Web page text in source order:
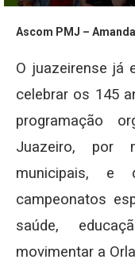
Ascom PMJ –
O juazeirense já
celebrar os 145
programação
Juazeiro, por
municipais, e
campeonatos
saúde,
movimentar a